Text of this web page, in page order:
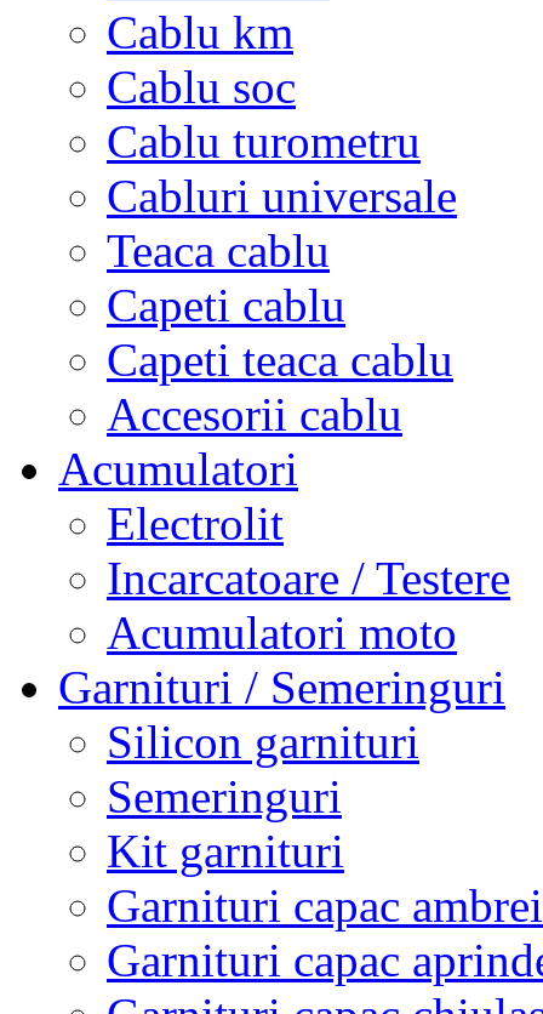
Cablu km
Cablu soc
Cablu turometru
Cabluri universale
Teaca cablu
Capeti cablu
Capeti teaca cablu
Accesorii cablu
Acumulatori
Electrolit
Incarcatoare / Testere
Acumulatori moto
Garnituri / Semeringuri
Silicon garnituri
Semeringuri
Kit garnituri
Garnituri capac
Garnituri capac